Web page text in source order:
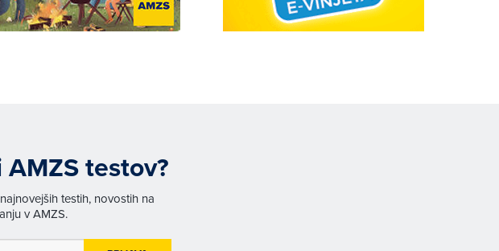
testov?
testih, novostih na
v AMZS.